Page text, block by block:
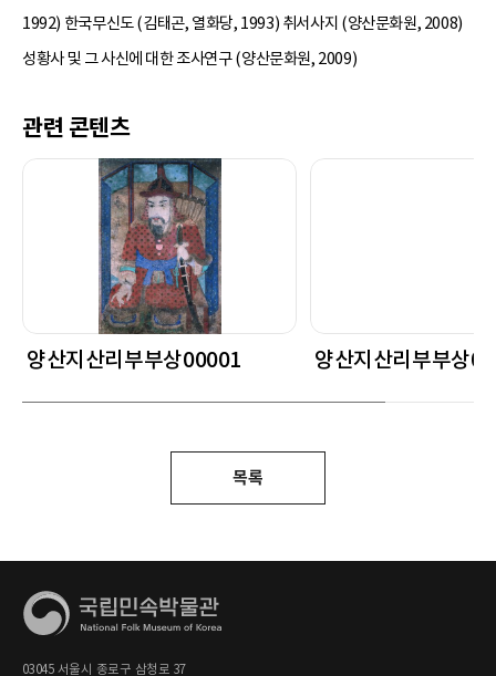
1992) 한국무신도 (김태곤, 열화당, 1993) 취서사지 (양산문화원, 2008)
성황사 및 그 사신에 대한 조사연구 (양산문화원, 2009)
관련 콘텐츠
양산지산리부부상00001 양산지산리부부상
목록
03045 서울시 종로구 삼청로 37